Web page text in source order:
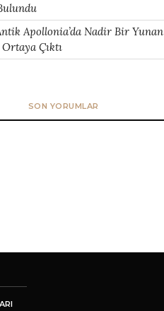
Apollonia’da Nadir Bir Yunan
Çıktı
SON YORUMLAR